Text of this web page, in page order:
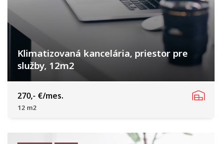
Klimatizovaná kancelária, priestor pre
služby, 12m2
Hospodárska, Trnava
270,- €/mes.
12 m2